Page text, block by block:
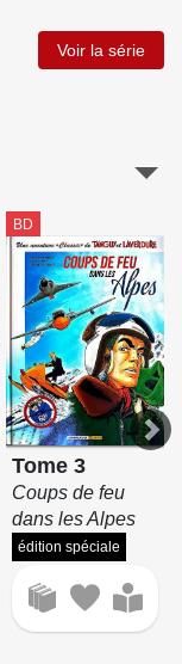
Voir la série
BD
Tome 3
Coups de feu
dans les Alpes
édition spéciale